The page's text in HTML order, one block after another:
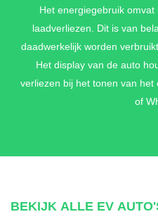
Het energiegebruik
laadverliezen. Dit is van
daadwerkelijk worden
Het display van de auto
verliezen bij het tonen van
of
BEKIJK ALLE EV